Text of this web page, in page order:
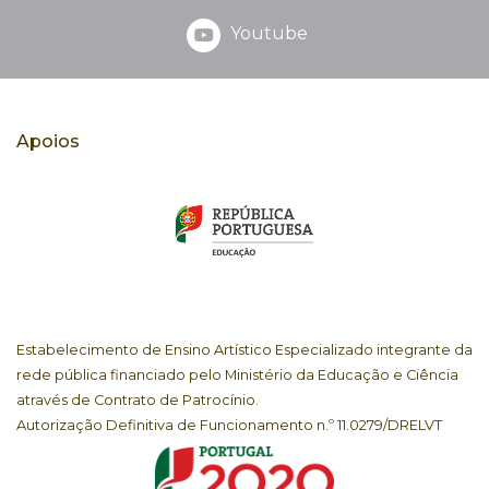
Youtube
Apoios
Estabelecimento de Ensino Artístico Especializado integrante da
rede pública financiado pelo Ministério da Educação e Ciência
através de Contrato de Patrocínio.
Autorização Definitiva de Funcionamento n.º 11.0279/DRELVT